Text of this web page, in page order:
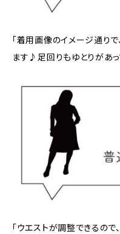
「着用画像のイメージ通り
ます♪足回りもゆとりがあっ
「ウエストが調整できるの